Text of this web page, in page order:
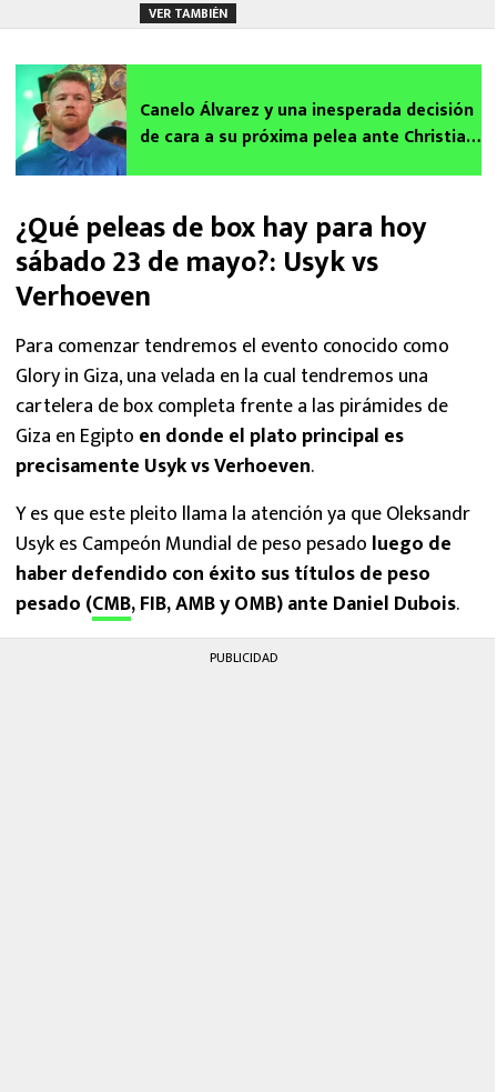
VER TAMBIÉN
Canelo Álvarez y una inesperada decisión
de cara a su próxima pelea ante Christian
¿Qué peleas de box hay para hoy
sábado 23 de mayo?: Usyk vs
Verhoeven
Para comenzar tendremos el evento conocido como
Glory in Giza, una velada en la cual tendremos una
cartelera de box completa frente a las pirámides de
Giza en Egipto en donde el plato principal es
precisamente Usyk vs Verhoeven.
Y es que este pleito llama la atención ya que Oleksandr
Usyk es Campeón Mundial de peso pesado luego de
haber defendido con éxito sus títulos de peso
pesado (CMB, FIB, AMB y OMB) ante Daniel Dubois.
PUBLICIDAD